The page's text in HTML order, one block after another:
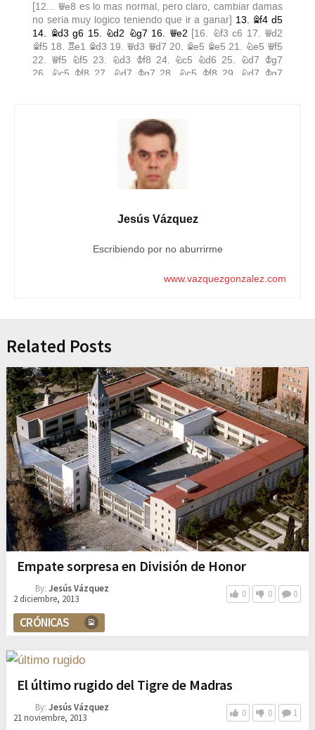
Jesús Vázquez
Escribiendo por no aburrirme
www.vazquezgonzalez.com
Related Posts
Empate sorpresa en División de Honor
By: Jesús Vázquez
2 diciembre, 2013
0 0 0
CRÓNICAS
El último rugido del Tigre de Madras
By: Jesús Vázquez
21 noviembre, 2013
0 0 1